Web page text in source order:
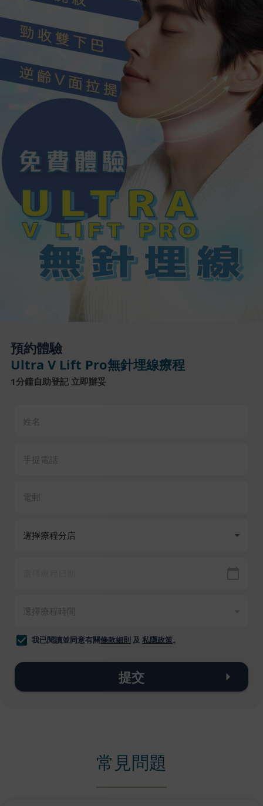
預約體驗
Ultra V Lift Pro無針埋線療程
1分鐘自助登記 立即辦妥
我已閱讀並同意有關條款細則 及 私隱政策。
提交
常見問題